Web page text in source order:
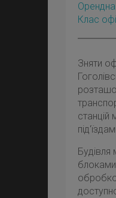
Клас
Зняти
станцій
Будівля